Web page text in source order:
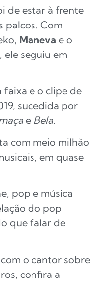
de estar à frente
palcos. Com
Maneva e o
, ele seguiu em
faixa e o clipe de
sucedida por
e Bela.
com meio milhão
em quase
pop e música
do pop
que falar de
o cantor sobre
confira a